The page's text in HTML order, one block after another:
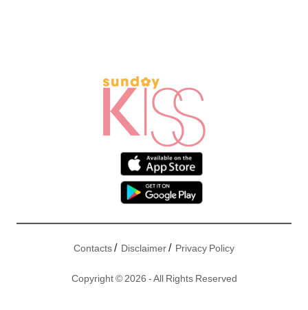
Contacts/ Disclaimer/ Privacy Policy
Copyright © 2026 - All Rights Reserved